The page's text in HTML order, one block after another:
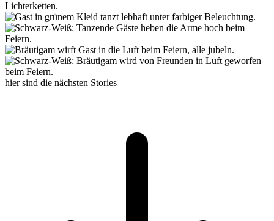
hier sind die nächsten Stories